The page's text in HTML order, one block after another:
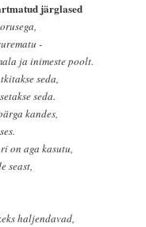
järglased
-
ja inimeste poolt.
seda,
seda.
kandes,
on aga kasutu,
seast,
haljendavad,